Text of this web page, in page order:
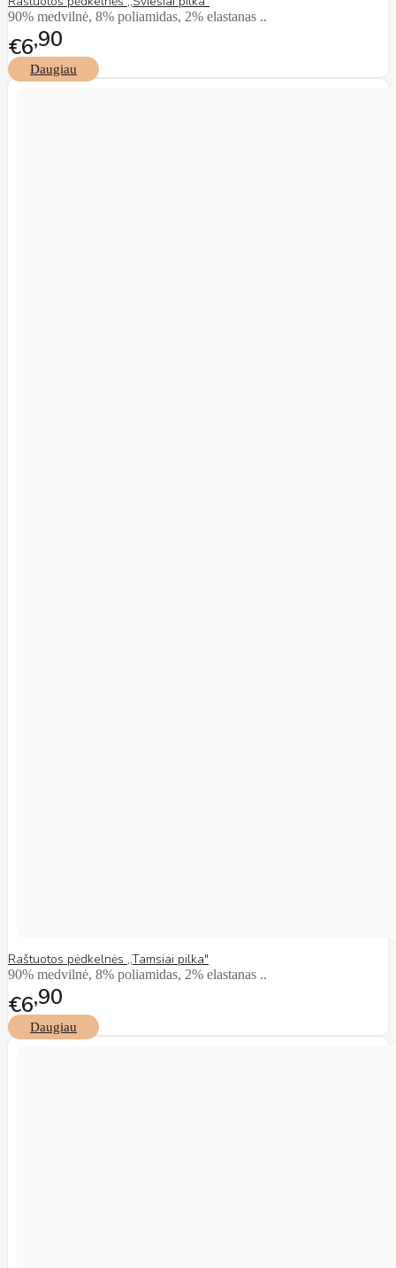
90% medvilnė, 8% poliamidas, 2% elastanas ..
€6 90
Daugiau
Raštuotos pėdkelnės ,,Tamsiai pilka"
90% medvilnė, 8% poliamidas, 2% elastanas ..
€6 90
Daugiau